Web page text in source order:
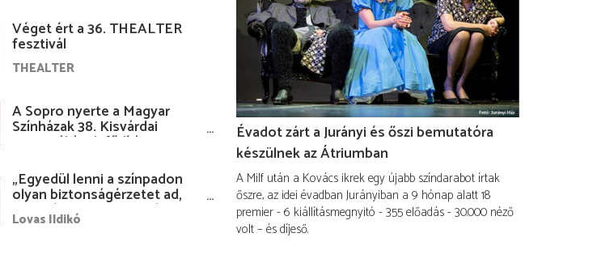
Véget ért a 36. THEALTER
fesztivál
THEALTER
A Sopro nyerte a Magyar
Színházak 38. Kisvárdai
Fesztiváljának fődíját
„Egyedül lenni a színpadon
olyan biztonságérzetet ad,
hogy lám, mindenki más
nélkül is megvagyok
Lovas Ildikó
Évadot zárt a Jurányi és őszi bemutatóra
készülnek az Átriumban
A Milf után a Kovács ikrek egy újabb színdarabot írtak
őszre, az idei évadban Jurányiban a 9 hónap alatt 18
premier - 6 kiállításmegnyitó - 355 előadás - 30.000 néző
volt – és díjeső.